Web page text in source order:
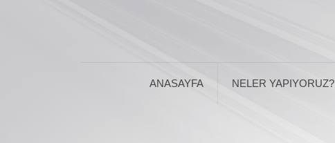
ANASAYFA NELER YAPIYORUZ?